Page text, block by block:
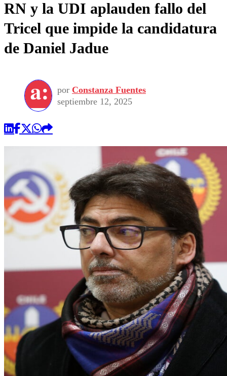
RN y la UDI aplauden fallo del
Tricel que impide la candidatura
de Daniel Jadue
por Constanza Fuentes
septiembre 12, 2025